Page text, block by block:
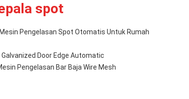
spot
Pengelasan Spot Otomatis Untuk Rumah
Door Edge Automatic
Pengelasan Bar Baja Wire Mesh